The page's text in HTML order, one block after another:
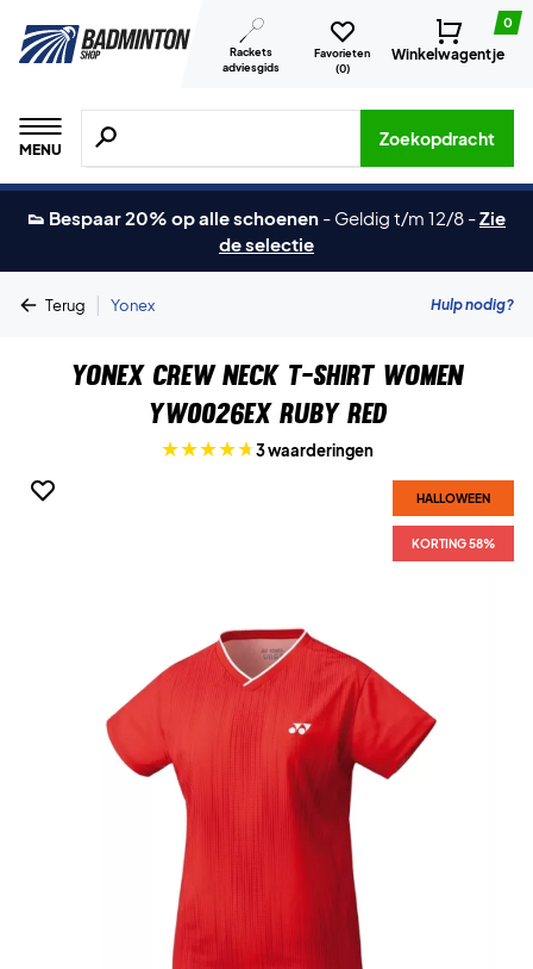
Rackets
adviesgids
Favorieten
(0)
0
Winkelwagentje
MENU
Zoeken naar producten, merken etc.
Zoekopdracht
👟 Bespaar 20% op alle schoenen - Geldig t/m 12/8 -Zie
de selectie
Terug | Yonex Hulp nodig?
Yonex Crew Neck T-shirt Women
YW0026EX Ruby Red
3 waarderingen
HALLOWEEN
KORTING 58%